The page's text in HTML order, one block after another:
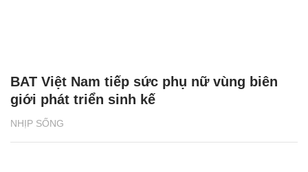
NHỊP SỐNG
BAT Việt Nam tiếp sức phụ nữ vùng biên
giới phát triển sinh kế